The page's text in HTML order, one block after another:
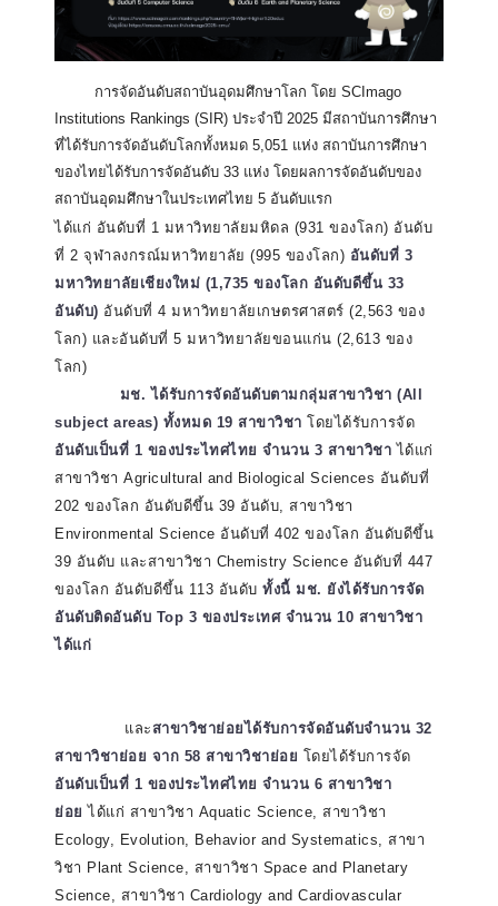
การจัดอันดับสถาบันอุดมศึกษาโลก โดย SCImago
Institutions Rankings (SIR) ประจำปี 2025 มีสถาบันการศึกษา
ที่ได้รับการจัดอันดับโลกทั้งหมด 5,051 แห่ง สถาบันการศึกษา
ของไทยได้รับการจัดอันดับ 33 แห่ง โดยผลการจัดอันดับของ
สถาบันอุดมศึกษาในประเทศไทย 5 อันดับแรก
ได้แก่ อันดับที่ 1 มหาวิทยาลัยมหิดล (931 ของโลก) อันดับ
ที่ 2 จุฬาลงกรณ์มหาวิทยาลัย (995 ของโลก) อันดับที่ 3
มหาวิทยาลัยเชียงใหม่ (1,735 ของโลก อันดับดีขึ้น 33
อันดับ) อันดับที่ 4 มหาวิทยาลัยเกษตรศาสตร์ (2,563 ของ
โลก) และอันดับที่ 5 มหาวิทยาลัยขอนแก่น (2,613 ของ
โลก)
มช. ได้รับการจัดอันดับตามกลุ่มสาขาวิชา (All
subject areas) ทั้งหมด 19 สาขาวิชาโดยได้รับการจัด
อันดับเป็นที่ 1 ของประไทศไทย จำนวน 3 สาขาวิชา ได้แก่
สาขาวิชา Agricultural and Biological Sciences อันดับที่
202 ของโลก อันดับดีขึ้น 39 อันดับ, สาขาวิชา
Environmental Science อันดับที่ 402 ของโลก อันดับดีขึ้น
39 อันดับ และสาขาวิชา Chemistry Science อันดับที่ 447
ของโลก อันดับดีขึ้น 113 อันดับทั้งนี้ มช. ยังได้รับการจัด
อันดับติดอันดับ Top 3 ของประเทศ จำนวน 10 สาขาวิชา
ได้แก่
และสาขาวิชาย่อยได้รับการจัดอันดับจำนวน 32
สาขาวิชาย่อย จาก 58 สาขาวิชาย่อย โดยได้รับการจัด
อันดับเป็นที่ 1 ของประไทศไทย จำนวน 6 สาขาวิชา
ย่อย ได้แก่ สาขาวิชา Aquatic Science, สาขาวิชา
Ecology, Evolution, Behavior and Systematics, สาขา
วิชา Plant Science, สาขาวิชา Space and Planetary
Science, สาขาวิชา Cardiology and Cardiovascular